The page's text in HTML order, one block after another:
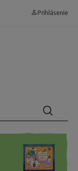
person_outline Prihlásenie